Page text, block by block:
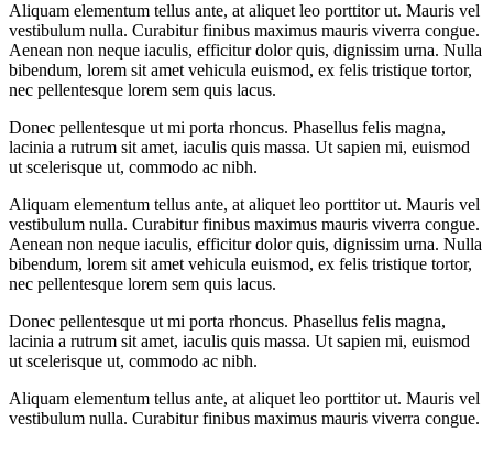
Aliquam elementum tellus ante, at aliquet leo porttitor ut. Mauris vel
vestibulum nulla. Curabitur finibus maximus mauris viverra congue.
Aenean non neque iaculis, efficitur dolor quis, dignissim urna. Nulla
bibendum, lorem sit amet vehicula euismod, ex felis tristique tortor,
nec pellentesque lorem sem quis lacus.
Donec pellentesque ut mi porta rhoncus. Phasellus felis magna,
lacinia a rutrum sit amet, iaculis quis massa. Ut sapien mi, euismod
ut scelerisque ut, commodo ac nibh.
Aliquam elementum tellus ante, at aliquet leo porttitor ut. Mauris vel
vestibulum nulla. Curabitur finibus maximus mauris viverra congue.
Aenean non neque iaculis, efficitur dolor quis, dignissim urna. Nulla
bibendum, lorem sit amet vehicula euismod, ex felis tristique tortor,
nec pellentesque lorem sem quis lacus.
Donec pellentesque ut mi porta rhoncus. Phasellus felis magna,
lacinia a rutrum sit amet, iaculis quis massa. Ut sapien mi, euismod
ut scelerisque ut, commodo ac nibh.
Aliquam elementum tellus ante, at aliquet leo porttitor ut. Mauris vel
vestibulum nulla. Curabitur finibus maximus mauris viverra congue.